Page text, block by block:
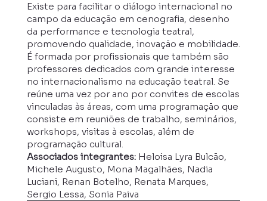
Existe para facilitar o diálogo internacional no
campo da educação em cenografia, desenho
da performance e tecnologia teatral,
promovendo qualidade, inovação e mobilidade.
É formada por profissionais que também são
professores dedicados com grande interesse
no internacionalismo na educação teatral. Se
reúne uma vez por ano por convites de escolas
vinculadas às áreas, com uma programação que
consiste em reuniões de trabalho, seminários,
workshops, visitas à escolas, além de
programação cultural.
Associados integrantes: Heloisa Lyra Bulcão,
Michele Augusto, Mona Magalhães, Nadia
Luciani, Renan Botelho, Renata Marques,
Sergio Lessa, Sonia Paiva